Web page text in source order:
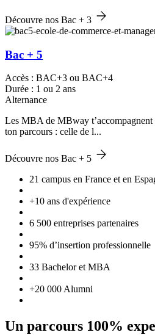
Découvre nos Bac + 3
Bac + 5
Accès : BAC+3 ou BAC+4
Durée : 1 ou 2 ans
Alternance
Les MBA de MBway t’accompagnent
ton parcours : celle de l...
Découvre nos Bac + 5
21 campus en France et en
+10 ans d'expérience
6 500 entreprises partenaires
95% d’insertion professionnelle
33 Bachelor et MBA
+20 000 Alumni
Un parcours 100%